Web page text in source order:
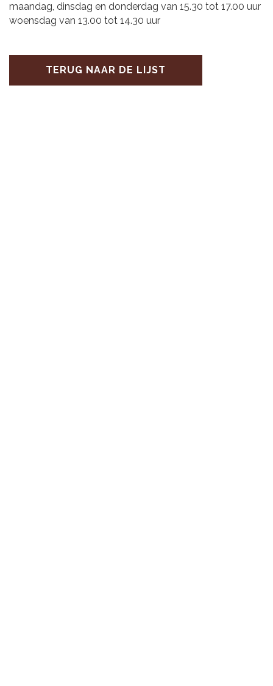
maandag, dinsdag en donderdag van 15.30 tot 17.00 uur
woensdag van 13.00 tot 14.30 uur
TERUG NAAR DE LIJST